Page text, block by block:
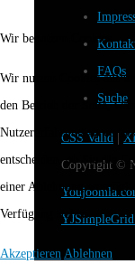
FAQs
Suche
CSS Valid
Copyright ©
Wir benutzen Cookies
Wir nutzen Cookies auf
den Betrieb der Seite,
Nutzererfahrung zu
entscheiden, ob Sie die
einer Ablehnung
Verfügung stehen.
Akzeptieren Ablehnen